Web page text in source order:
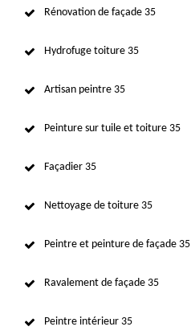
Rénovation de façade 35
Hydrofuge toiture 35
Artisan peintre 35
Peinture sur tuile et toiture 35
Façadier 35
Nettoyage de toiture 35
Peintre et peinture de façade 35
Ravalement de façade 35
Peintre intérieur 35